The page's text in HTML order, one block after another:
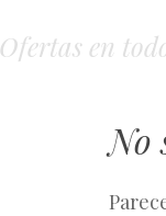
Ofertas en
No